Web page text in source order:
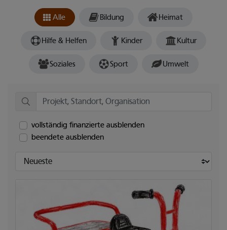
Alle Bildung Heimat
Hilfe & Helfen Kinder Kultur
Soziales Sport Umwelt
vollständig finanzierte ausblenden
beendete ausblenden
Sortieren nach: